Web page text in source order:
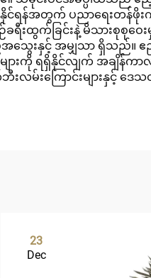
င်ရန်အတွက် ပညာရေးတန်ဖိုး
ခရီးထွက်ခြင်းနဲ့ မိသားစုစု
ေးနှင့် အမျှသာ ရှိသည်။ ဧ
ျားကို ရရှိနိုင်လျက် အချိန်ကာ
းလမ်းကြောင်းများနှင့် ဒေသ
23
Dec